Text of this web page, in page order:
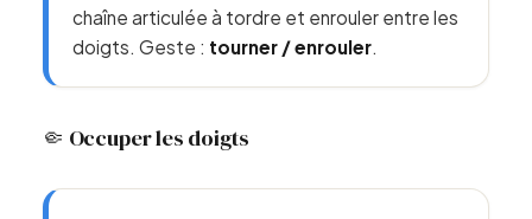
chaîne articulée à tordre et enrouler entre les
doigts. Geste : tourner / enrouler.
🤏 Occuper les doigts